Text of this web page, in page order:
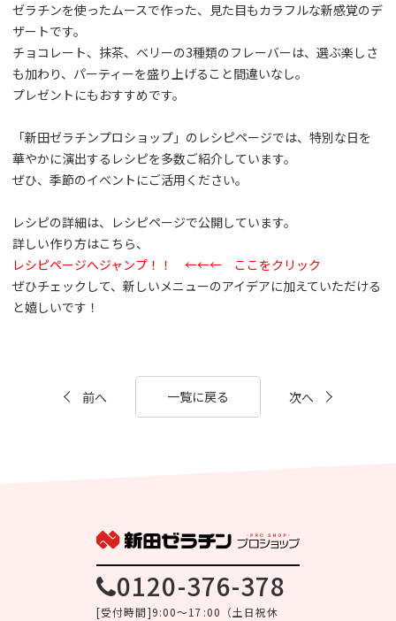
ゼラチンを使ったムースで作った、見た目もカラフルな新感覚のデ
ザートです。
チョコレート、抹茶、ベリーの3種類のフレーバーは、選ぶ楽しさ
も加わり、パーティーを盛り上げること間違いなし。
プレゼントにもおすすめです。
「新田ゼラチンプロショップ」のレシピページでは、特別な日を
華やかに演出するレシピを多数ご紹介しています。
ぜひ、季節のイベントにご活用ください。
レシピの詳細は、レシピページで公開しています。
詳しい作り方はこちら、
レシピページへジャンプ！！ ←←← ここをクリック
ぜひチェックして、新しいメニューのアイデアに加えていただける
と嬉しいです！
前へ 一覧に戻る 次へ
0120-376-378
[受付時間]9:00～17:00（土日祝休